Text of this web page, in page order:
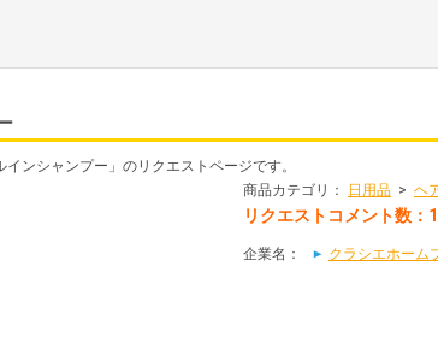
ンシャンプー」のリクエストページです。
商品カテゴリ： 日用品 > ヘ
リクエストコメント数：
企業名： クラシエホーム